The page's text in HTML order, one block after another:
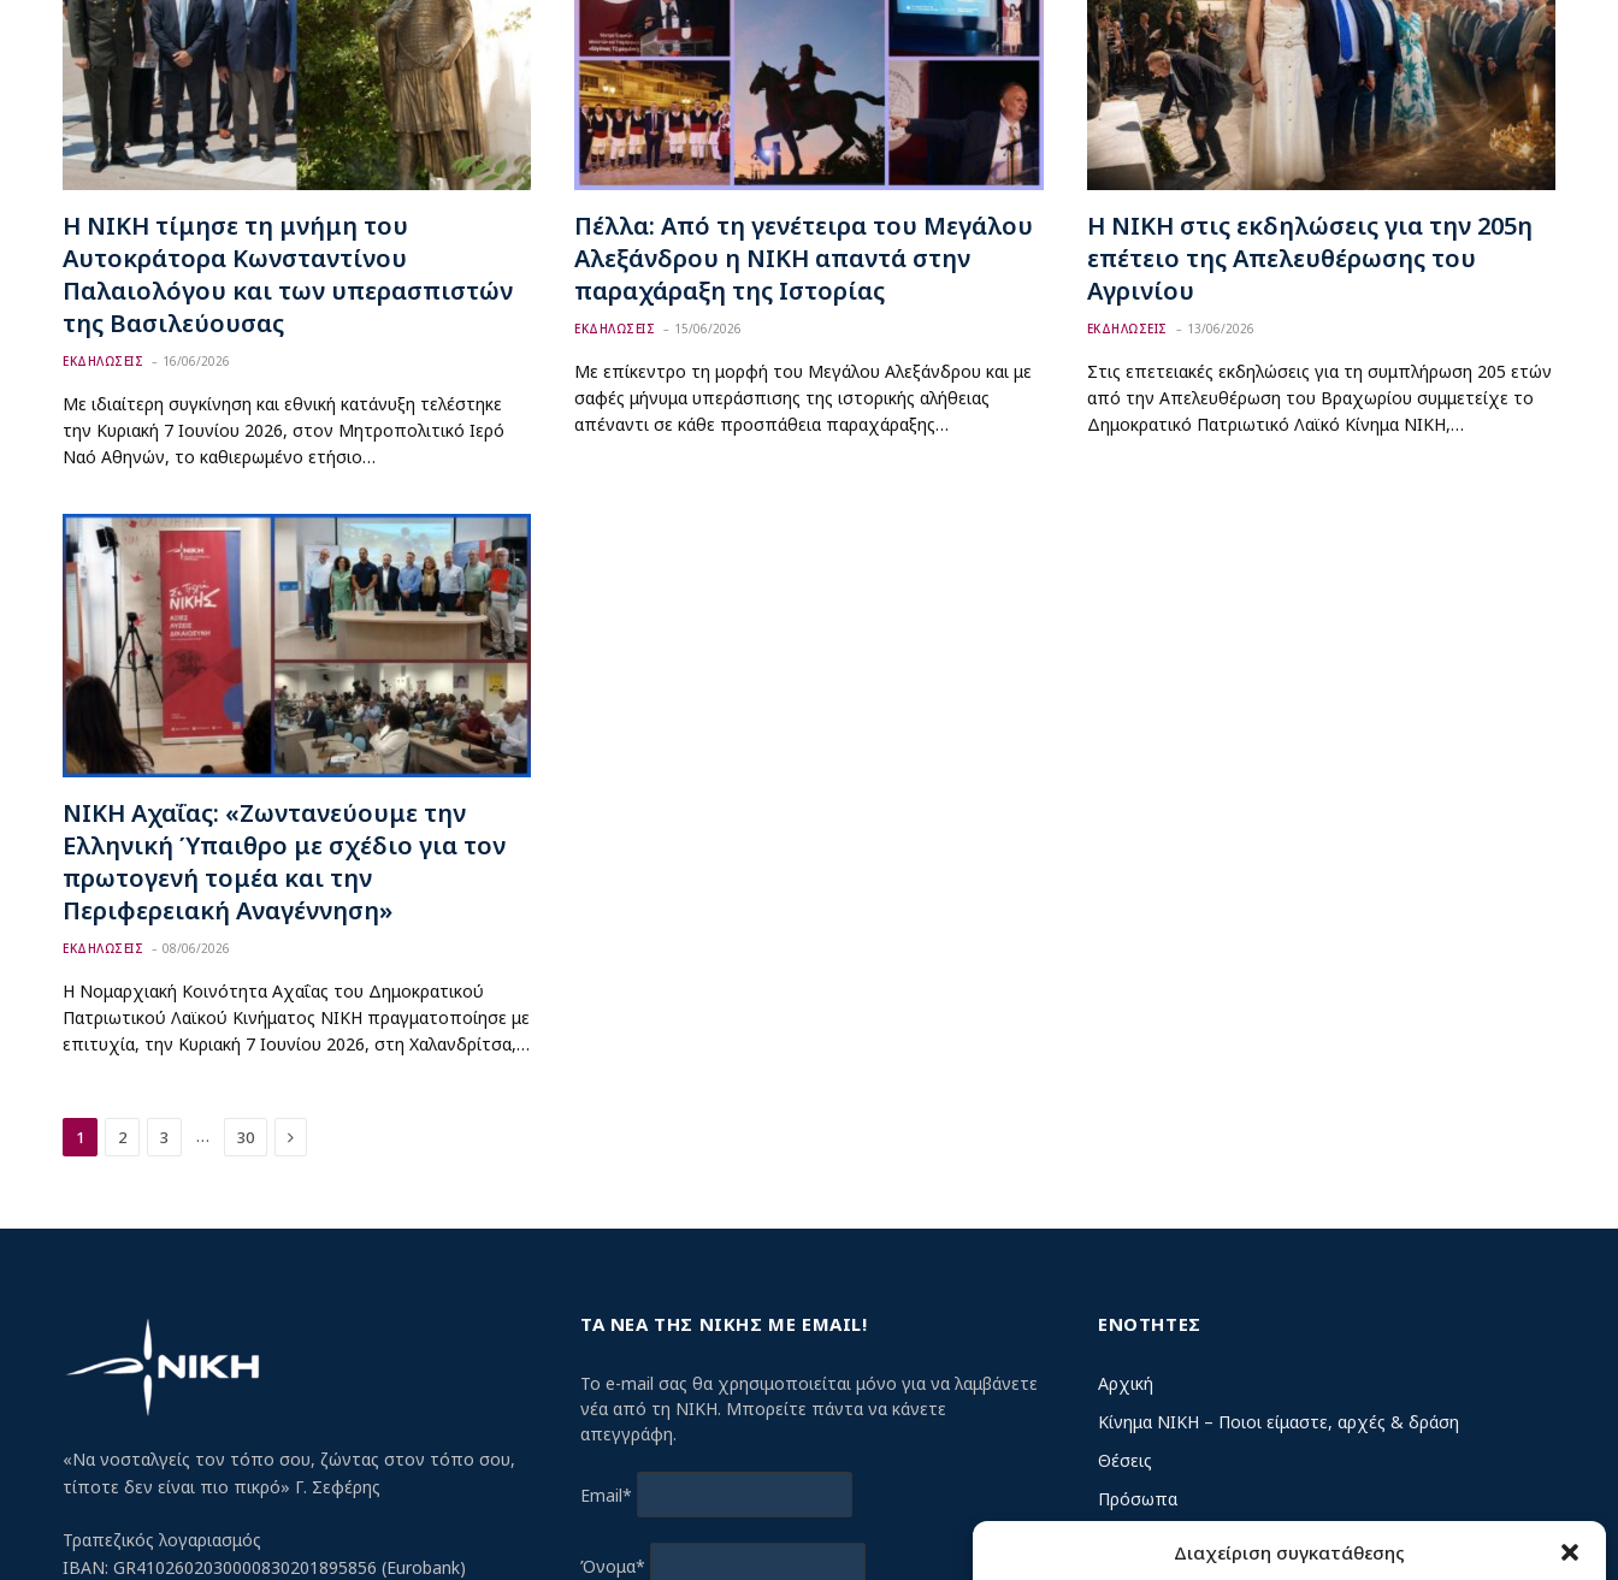
Διαχείριση συγκατάθεσης
Η ΝΙΚΗ τίμησε τη μνήμη του
Αυτοκράτορα Κωνσταντίνου
Παλαιολόγου και των υπερασπιστών
της Βασιλεύουσας
ΕΚΔΗΛΩΣΕΙΣ 16/06/2026
Με ιδιαίτερη συγκίνηση και εθνική κατάνυξη τελέστηκε
την Κυριακή 7 Ιουνίου 2026, στον Μητροπολιτικό Ιερό
Ναό Αθηνών, το καθιερωμένο ετήσιο…
Πέλλα: Από τη γενέτειρα του Μεγάλου
Αλεξάνδρου η ΝΙΚΗ απαντά στην
παραχάραξη της Ιστορίας
ΕΚΔΗΛΩΣΕΙΣ 15/06/2026
Με επίκεντρο τη μορφή του Μεγάλου Αλεξάνδρου και με
σαφές μήνυμα υπεράσπισης της ιστορικής αλήθειας
απέναντι σε κάθε προσπάθεια παραχάραξης…
Η ΝΙΚΗ στις εκδηλώσεις για την 205η
επέτειο της Απελευθέρωσης του
Αγρινίου
ΕΚΔΗΛΩΣΕΙΣ 13/06/2026
Στις επετειακές εκδηλώσεις για τη συμπλήρωση 205 ετών
από την Απελευθέρωση του Βραχωρίου συμμετείχε το
Δημοκρατικό Πατριωτικό Λαϊκό Κίνημα ΝΙΚΗ,…
ΝΙΚΗ Αχαΐας: «Ζωντανεύουμε την
Ελληνική Ύπαιθρο με σχέδιο για τον
πρωτογενή τομέα και την
Περιφερειακή Αναγέννηση»
ΕΚΔΗΛΩΣΕΙΣ 08/06/2026
Η Νομαρχιακή Κοινότητα Αχαΐας του Δημοκρατικού
Πατριωτικού Λαϊκού Κινήματος ΝΙΚΗ πραγματοποίησε με
επιτυχία, την Κυριακή 7 Ιουνίου 2026, στη Χαλανδρίτσα,…
1 2 3 … 30 Next
«Να νοσταλγείς τον τόπο σου, ζώντας στον τόπο σου,
τίποτε δεν είναι πιο πικρό» Γ. Σεφέρης
Τραπεζικός λογαριασμός
IBAN: GR4102602030000830201895856 (Eurobank)
ΤΑ ΝΕΑ ΤΗΣ ΝΙΚΗΣ ΜΕ EMAIL!
Το e-mail σας θα χρησιμοποιείται μόνο για να λαμβάνετε
νέα από τη ΝΙΚΗ. Μπορείτε πάντα να κάνετε
απεγγράφη.
Email*
Όνομα*
ΕΝΟΤΗΤΕΣ
Αρχική
Κίνημα ΝΙΚΗ – Ποιοι είμαστε, αρχές & δράση
Θέσεις
Πρόσωπα